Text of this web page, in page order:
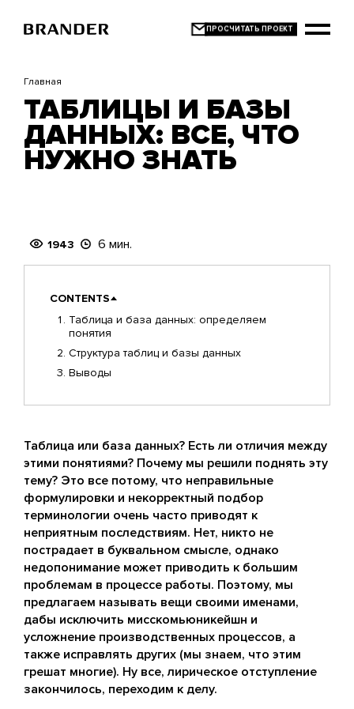
основному
Главная
ТАБЛИЦЫ И БАЗЫ
ДАННЫХ: ВСЕ, ЧТО
НУЖНО ЗНАТЬ
1943 6 мин.
CONTENTS
Таблица и база данных: определяем
понятия
Структура таблиц и базы данных
Выводы
Таблица или база данных? Есть ли отличия между
этими понятиями? Почему мы решили поднять эту
тему? Это все потому, что неправильные
формулировки и некорректный подбор
терминологии очень часто приводят к
неприятным последствиям. Нет, никто не
пострадает в буквальном смысле, однако
недопонимание может приводить к большим
проблемам в процессе работы. Поэтому, мы
предлагаем называть вещи своими именами,
дабы исключить мисскомьюникейшн и
усложнение производственных процессов, а
также исправлять других (мы знаем, что этим
грешат многие). Ну все, лирическое отступление
закончилось, переходим к делу.